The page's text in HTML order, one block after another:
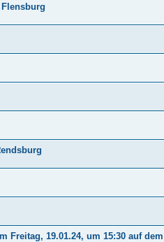
Freitag, 19.01.24, um 15:30 auf